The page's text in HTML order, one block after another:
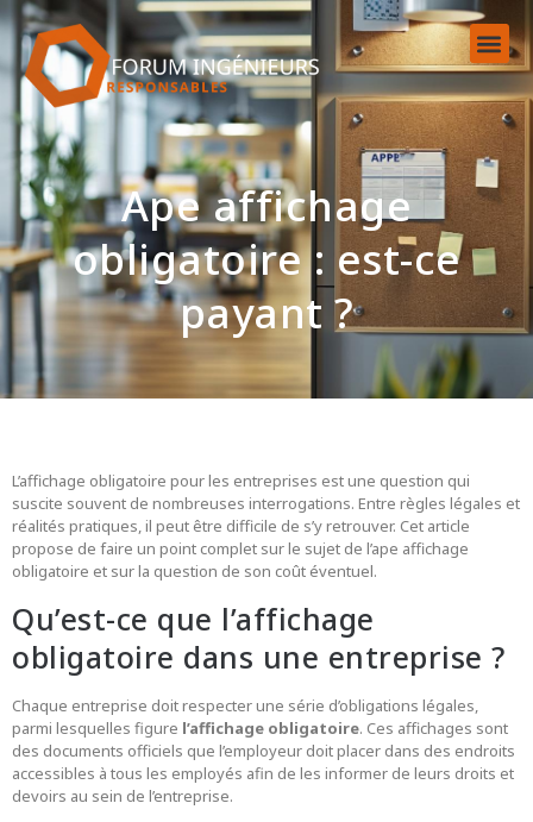
Ape affichage
obligatoire : est-ce
payant ?
L’affichage obligatoire pour les entreprises est une question qui
suscite souvent de nombreuses interrogations. Entre règles légales et
réalités pratiques, il peut être difficile de s’y retrouver. Cet article
propose de faire un point complet sur le sujet de l’ape affichage
obligatoire et sur la question de son coût éventuel.
Qu’est-ce que l’affichage
obligatoire dans une entreprise ?
Chaque entreprise doit respecter une série d’obligations légales,
parmi lesquelles figure l’affichage obligatoire. Ces affichages sont
des documents officiels que l’employeur doit placer dans des endroits
accessibles à tous les employés afin de les informer de leurs droits et
devoirs au sein de l’entreprise.